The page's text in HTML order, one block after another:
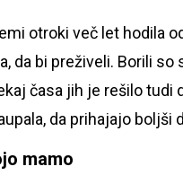
otroki več let hodila
da bi preživeli. Borili
časa jih je rešilo
da prihajajo boljši
mamo